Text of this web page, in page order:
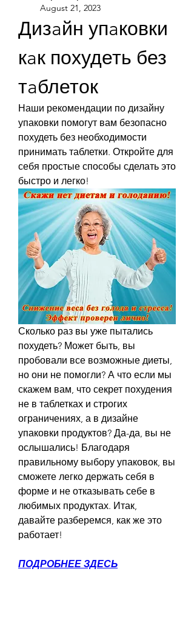
August 21, 2023
Дизaйн упaковки
кaк похудеть без
тaблеток
Наши рекомендации по дизайну
упаковки помогут вам безопасно
похудеть без необходимости
принимать таблетки. Откройте для
себя простые способы сделать это
быстро и легко!
Сколько раз вы уже пытались
похудеть? Может быть, вы
пробовали все возможные диеты,
но они не помогли? А что если мы
скажем вам, что секрет похудения
не в таблетках и строгих
ограничениях, а в дизайне
упаковки продуктов? Да-да, вы не
ослышались! Благодаря
правильному выбору упаковок, вы
сможете легко держать себя в
форме и не отказывать себе в
любимых продуктах. Итак,
давайте разберемся, как же это
работает!
ПОДРОБНЕЕ ЗДЕСЬ